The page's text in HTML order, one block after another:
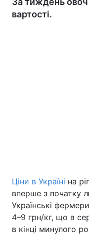
вартості.
Ціни в Україні на
вперше з початку
Українські
4–9 грн/кг, що в
в кінці минулого